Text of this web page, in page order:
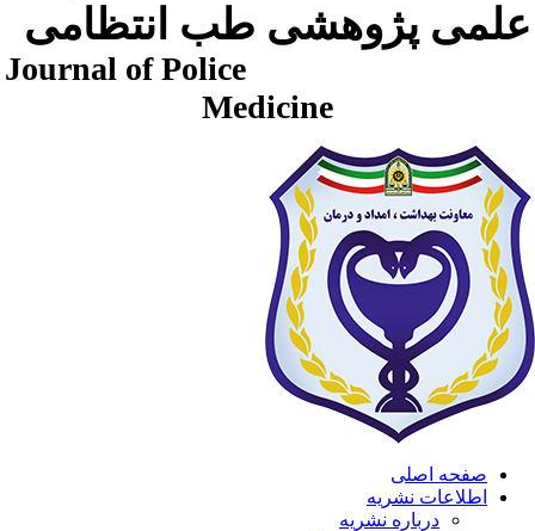
پژوهشی طب انتظامی
Journal of Police
Medicine
صفحه اصلی
اطلاعات نشریه
درباره نشریه